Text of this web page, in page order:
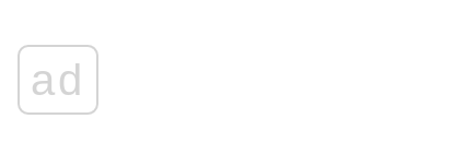
ad